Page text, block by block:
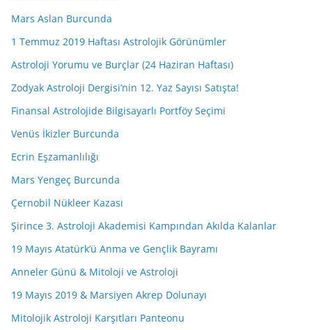
Mars Aslan Burcunda
1 Temmuz 2019 Haftası Astrolojik Görünümler
Astroloji Yorumu ve Burçlar (24 Haziran Haftası)
Zodyak Astroloji Dergisi’nin 12. Yaz Sayısı Satışta!
Finansal Astrolojide Bilgisayarlı Portföy Seçimi
Venüs İkizler Burcunda
Ecrin Eşzamanlılığı
Mars Yengeç Burcunda
Çernobil Nükleer Kazası
Şirince 3. Astroloji Akademisi Kampından Akılda Kalanlar
19 Mayıs Atatürk’ü Anma ve Gençlik Bayramı
Anneler Günü & Mitoloji ve Astroloji
19 Mayıs 2019 & Marsiyen Akrep Dolunayı
Mitolojik Astroloji Karşıtları Panteonu